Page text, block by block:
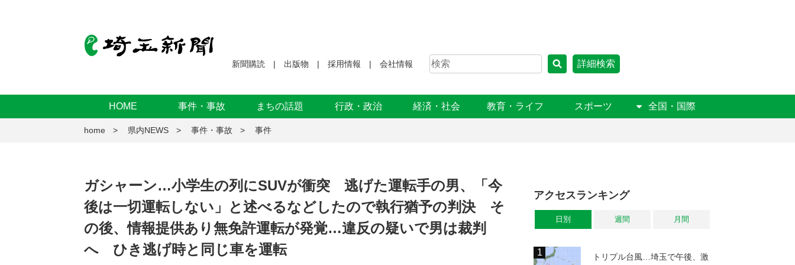
新聞購読 出版物 採用情報 会社情報 詳細検索
HOME 事件・事故 まちの話題 行政・政治 経済・社会 教育・ライフ スポーツ 全国・国際
home 県内NEWS 事件・事故 事件
ガシャーン…小学生の列にSUVが衝突 逃げた運転手の男、「今
後は一切運転しない」と述べるなどしたので執行猶予の判決 そ
の後、情報提供あり無免許運転が発覚…違反の疑いで男は裁判
へ ひき逃げ時と同じ車を運転
アクセスランキング
日別 週間 月間
トリプル台風…埼玉で午後、激